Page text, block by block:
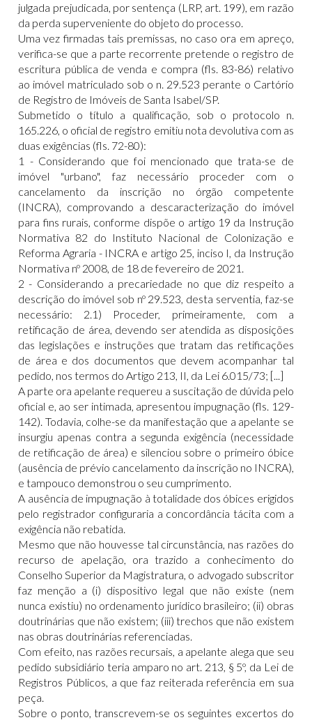
julgada prejudicada, por sentença (LRP, art. 199), em razão
da perda superveniente do objeto do processo.
Uma vez firmadas tais premissas, no caso ora em apreço,
verifica-se que a parte recorrente pretende o registro de
escritura pública de venda e compra (fls. 83-86) relativo
ao imóvel matriculado sob o n. 29.523 perante o Cartório
de Registro de Imóveis de Santa Isabel/SP.
Submetido o título a qualificação, sob o protocolo n.
165.226, o oficial de registro emitiu nota devolutiva com as
duas exigências (fls. 72-80):
1 - Considerando que foi mencionado que trata-se de
imóvel "urbano", faz necessário proceder com o
cancelamento da inscrição no órgão competente
(INCRA), comprovando a descaracterização do imóvel
para fins rurais, conforme dispõe o artigo 19 da Instrução
Normativa 82 do Instituto Nacional de Colonização e
Reforma Agraria - INCRA e artigo 25, inciso I, da Instrução
Normativa nº 2008, de 18 de fevereiro de 2021.
2 - Considerando a precariedade no que diz respeito a
descrição do imóvel sob nº 29.523, desta serventia, faz-se
necessário: 2.1) Proceder, primeiramente, com a
retificação de área, devendo ser atendida as disposições
das legislações e instruções que tratam das retificações
de área e dos documentos que devem acompanhar tal
pedido, nos termos do Artigo 213, II, da Lei 6.015/73; [...]
A parte ora apelante requereu a suscitação de dúvida pelo
oficial e, ao ser intimada, apresentou impugnação (fls. 129-
142). Todavia, colhe-se da manifestação que a apelante se
insurgiu apenas contra a segunda exigência (necessidade
de retificação de área) e silenciou sobre o primeiro óbice
(ausência de prévio cancelamento da inscrição no INCRA),
e tampouco demonstrou o seu cumprimento.
A ausência de impugnação à totalidade dos óbices erigidos
pelo registrador configuraria a concordância tácita com a
exigência não rebatida.
Mesmo que não houvesse tal circunstância, nas razões do
recurso de apelação, ora trazido a conhecimento do
Conselho Superior da Magistratura, o advogado subscritor
faz menção a (i) dispositivo legal que não existe (nem
nunca existiu) no ordenamento jurídico brasileiro; (ii) obras
doutrinárias que não existem; (iii) trechos que não existem
nas obras doutrinárias referenciadas.
Com efeito, nas razões recursais, a apelante alega que seu
pedido subsidiário teria amparo no art. 213, § 5º, da Lei de
Registros Públicos, a que faz reiterada referência em sua
peça.
Sobre o ponto, transcrevem-se os seguintes excertos do